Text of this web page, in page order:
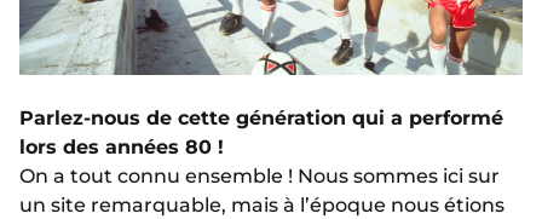
Parlez-nous de cette génération qui a performé
lors des années 80 !
On a tout connu ensemble ! Nous sommes ici sur
un site remarquable, mais à l’époque nous étions